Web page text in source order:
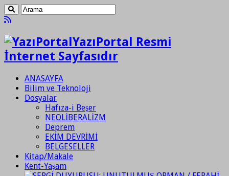
YazıPortal Resmi
İnternet Sayfasıdır
ANASAYFA
Bilim ve Teknoloji
Dosyalar
Hafıza-i Beşer
NEOLİBERALİZM
Deprem
EKİM DEVRİMİ
BELGESELLER
Kitap/Makale
Kent-Yaşam